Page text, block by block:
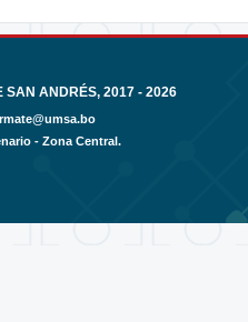
SAN ANDRÉS, 2017 - 2026
- Zona Central.